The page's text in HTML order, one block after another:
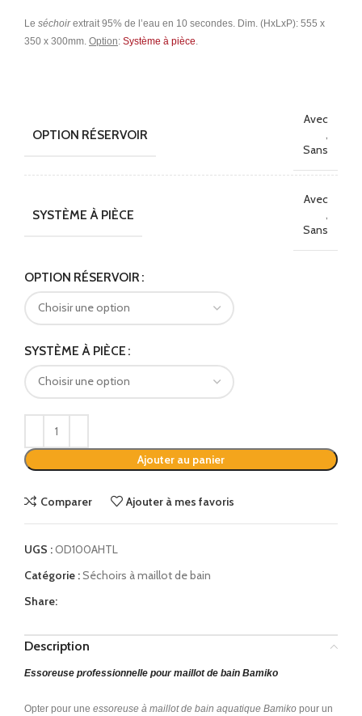
Le séchoirextrait 95% de l’eau en 10 secondes. Dim. (HxLxP): 555 x
350 x 300mm. Option: Système à pièce.
OPTION RÉSERVOIR
Avec
,
Sans
SYSTÈME À PIÈCE
Avec
,
Sans
OPTION RÉSERVOIR
SYSTÈME À PIÈCE
Ajouter au panier
Alternative:
Comparer Ajouter à mes favoris
UGS :OD100AHTL
Catégorie :Séchoirs à maillot de bain
Share:
Description
Essoreuse professionnelle pour maillot de bain Bamiko
Opter pour une essoreuse à maillot de bain aquatique Bamiko pour un